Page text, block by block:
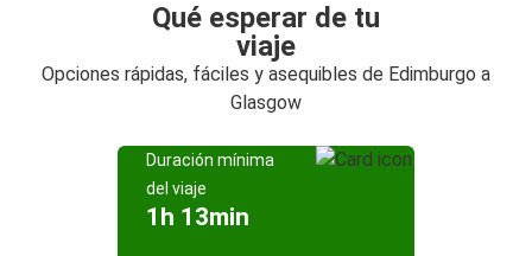
Qué esperar de tu
viaje
Opciones rápidas, fáciles y asequibles de Edimburgo a
Glasgow
Duración mínima
del viaje
1h 13min